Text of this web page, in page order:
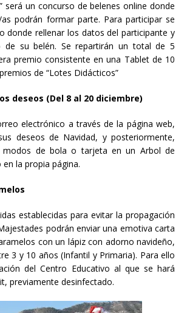
será un concurso de belenes online donde
podrán formar parte. Para participar se
donde rellenar los datos del participante y
de su belén. Se repartirán un total de 5
premio consistente en una Tablet de 10
de “Lotes Didácticos”
deseos (Del 8 al 20 diciembre)
electrónico a través de la página web,
deseos de Navidad, y posteriormente,
modos de bola o tarjeta en un Arbol de
la propia página.
establecidas para evitar la propagación
podrán enviar una emotiva carta
con un lápiz con adorno navideño,
3 y 10 años (Infantil y Primaria). Para ello
del Centro Educativo al que se hará
previamente desinfectado.